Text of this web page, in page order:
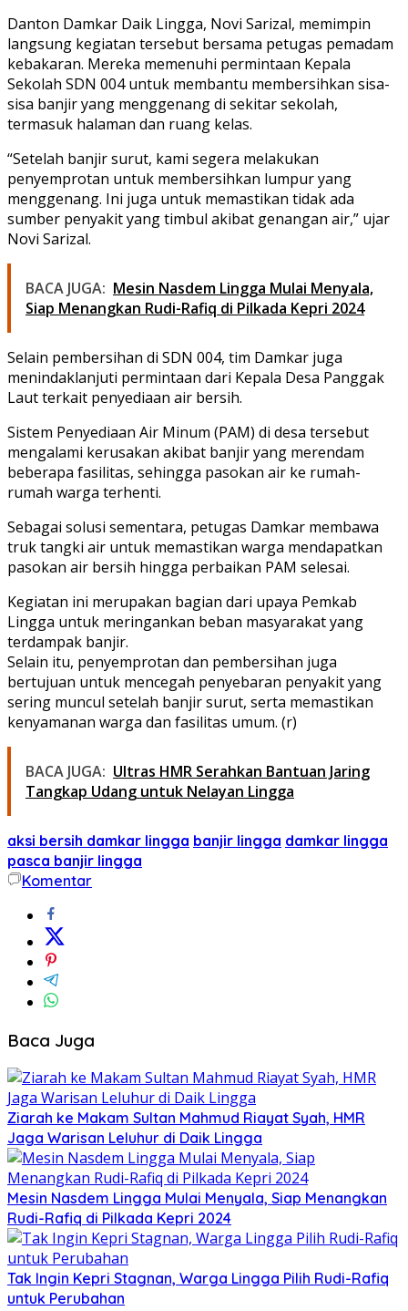
Danton Damkar Daik Lingga, Novi Sarizal, memimpin
langsung kegiatan tersebut bersama petugas pemadam
kebakaran. Mereka memenuhi permintaan Kepala
Sekolah SDN 004 untuk membantu membersihkan sisa-
sisa banjir yang menggenang di sekitar sekolah,
termasuk halaman dan ruang kelas.
“Setelah banjir surut, kami segera melakukan
penyemprotan untuk membersihkan lumpur yang
menggenang. Ini juga untuk memastikan tidak ada
sumber penyakit yang timbul akibat genangan air,” ujar
Novi Sarizal.
BACA JUGA: Mesin Nasdem Lingga Mulai Menyala,
Siap Menangkan Rudi-Rafiq di Pilkada Kepri 2024
Selain pembersihan di SDN 004, tim Damkar juga
menindaklanjuti permintaan dari Kepala Desa Panggak
Laut terkait penyediaan air bersih.
Sistem Penyediaan Air Minum (PAM) di desa tersebut
mengalami kerusakan akibat banjir yang merendam
beberapa fasilitas, sehingga pasokan air ke rumah-
rumah warga terhenti.
Sebagai solusi sementara, petugas Damkar membawa
truk tangki air untuk memastikan warga mendapatkan
pasokan air bersih hingga perbaikan PAM selesai.
Kegiatan ini merupakan bagian dari upaya Pemkab
Lingga untuk meringankan beban masyarakat yang
terdampak banjir.
Selain itu, penyemprotan dan pembersihan juga
bertujuan untuk mencegah penyebaran penyakit yang
sering muncul setelah banjir surut, serta memastikan
kenyamanan warga dan fasilitas umum. (r)
BACA JUGA: Ultras HMR Serahkan Bantuan Jaring
Tangkap Udang untuk Nelayan Lingga
aksi bersih damkar lingga banjir lingga damkar lingga
pasca banjir lingga
Komentar
Baca Juga
Ziarah ke Makam Sultan Mahmud Riayat Syah, HMR
Jaga Warisan Leluhur di Daik Lingga
Mesin Nasdem Lingga Mulai Menyala, Siap Menangkan
Rudi-Rafiq di Pilkada Kepri 2024
Tak Ingin Kepri Stagnan, Warga Lingga Pilih Rudi-Rafiq
untuk Perubahan